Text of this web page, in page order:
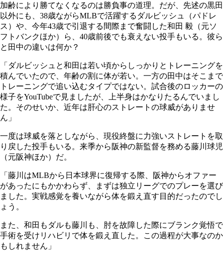
加齢により勝てなくなるのは勝負事の道理。だが、先述の黒田
以外にも、38歳ながらMLBで活躍するダルビッシュ（パドレ
ス）や、今年43歳で引退する間際まで奮闘した和田 毅（元ソ
フトバンクほか）ら、40歳前後でも衰えない投手もいる。彼ら
と田中の違いは何か？
「ダルビッシュと和田は若い頃からしっかりとトレーニングを
積んでいたので、年齢の割に体が若い。一方の田中はそこまで
トレーニングで追い込むタイプではない。試合後のロッカーの
様子をYouTubeで見ましたが、上半身はかなりたるんでいまし
た。そのせいか、近年は肝心のストレートの球威がありませ
ん」
一度は球威を落としながら、現役終盤に力強いストレートを取
り戻した投手もいる。来季から阪神の新監督を務める藤川球児
（元阪神ほか）だ。
「藤川はMLBから日本球界に復帰する際、阪神からオファー
があったにもかかわらず、まずは独立リーグでのプレーを選び
ました。実戦感覚を養いながら体を鍛え直す目的だったのでし
ょう。
また、和田もダルも藤川も、肘を故障した際にブランク覚悟で
手術を受けリハビリで体を鍛え直した。この過程が大事なのか
もしれません」